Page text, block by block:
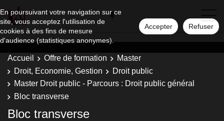
En poursuivant votre navigation sur ce
site, vous acceptez l'utilisation de
cookies à des fins de mesure
d'audience (statistiques anonymes).
Accepter Refuser
Accueil Offre de formation
Master
Droit, Economie, Gestion
Droit public
Master Droit public - Parcours : Droit public général
Bloc transverse
Bloc transverse